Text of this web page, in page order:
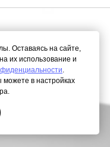
Оставаясь на сайте,
их использование и
.
в настройках